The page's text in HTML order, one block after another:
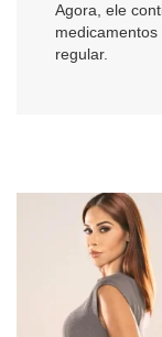
Agora, ele
regular.